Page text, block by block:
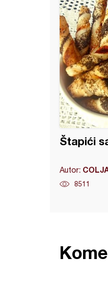
Štapići
Autor:
8511